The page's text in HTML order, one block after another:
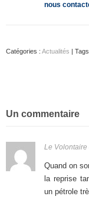
nous
Catégories : Actualités |
Un commentaire
Le Volontaire
Quand on
la reprise
un pétrole